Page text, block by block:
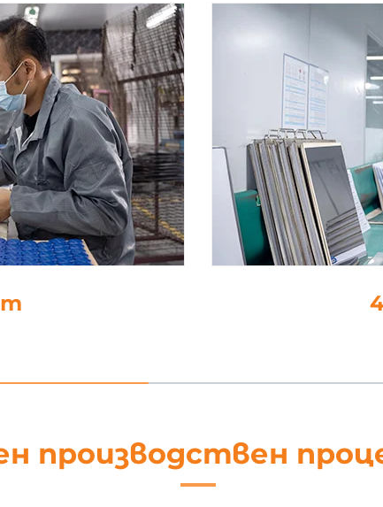
Ламиниране
производствен